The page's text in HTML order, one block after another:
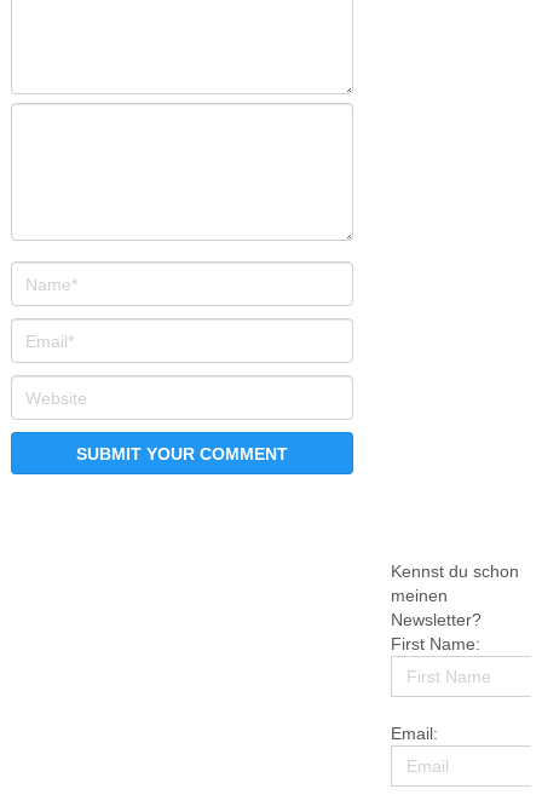
Kennst du schon
meinen
Newsletter?
First Name:
Email: